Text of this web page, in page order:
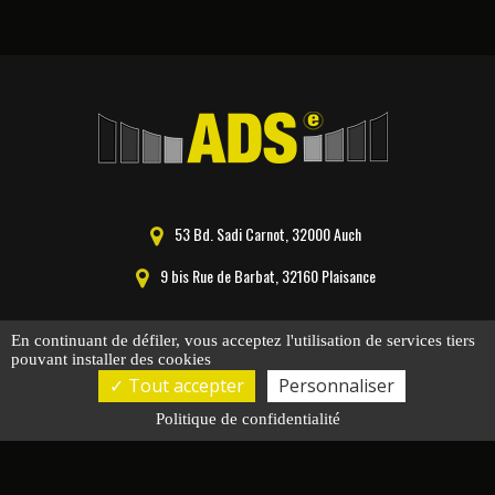
05 62 61 00 78
secretariat@adsesecurite.fr
Jeudi : 09h00 - 12h00 | 14h00 - 17h00
53 Bd. Sadi Carnot, 32000 Auch
9 bis Rue de Barbat, 32160 Plaisance
En continuant de défiler, vous acceptez l'utilisation de services tiers
pouvant installer des cookies
Tout accepter Personnaliser
Politique de confidentialité